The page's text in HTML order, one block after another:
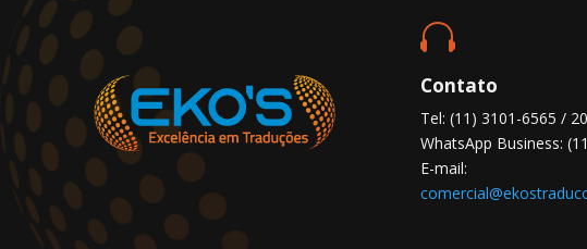

Contato
Tel: (11) 3101-6565 /
WhatsApp Business:
E-mail: